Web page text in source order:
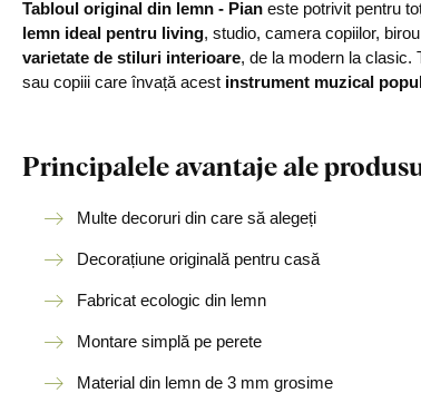
Tabloul original din lemn - Pian este potrivit pentru
lemn ideal pentru living, studio, camera copiilor,
varietate de stiluri interioare, de la modern la clasic.
sau copiii care învață acest instrument muzical
Principalele avantaje ale
Multe decoruri din care să alegeți
Decorațiune originală pentru casă
Fabricat ecologic din lemn
Montare simplă pe perete
Material din lemn de 3 mm grosime